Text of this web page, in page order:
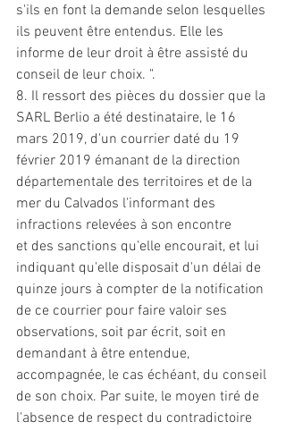
s'ils en font la demande selon lesquelles
ils peuvent être entendus. Elle les
informe de leur droit à être assisté du
conseil de leur choix. ".
8. Il ressort des pièces du dossier que la
SARL Berlio a été destinataire, le 16
mars 2019, d'un courrier daté du 19
février 2019 émanant de la direction
départementale des territoires et de la
mer du Calvados l'informant des
infractions relevées à son encontre
et des sanctions qu'elle encourait, et lui
indiquant qu'elle disposait d'un délai de
quinze jours à compter de la notification
de ce courrier pour faire valoir ses
observations, soit par écrit, soit en
demandant à être entendue,
accompagnée, le cas échéant, du conseil
de son choix. Par suite, le moyen tiré de
l'absence de respect du contradictoire